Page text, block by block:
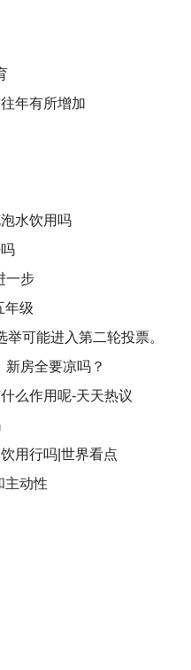
年有所增加
水饮用吗
一步
年级
可能进入第二轮投票。
新房全要凉吗？
么作用呢-天天热议
用行吗|世界看点
主动性